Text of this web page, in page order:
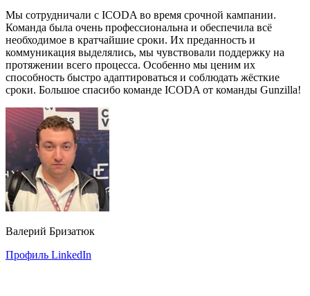
Мы сотрудничали с ICODA во время срочной кампании.
Команда была очень профессиональна и обеспечила всё
необходимое в кратчайшие сроки. Их преданность и
коммуникация выделялись, мы чувствовали поддержку на
протяжении всего процесса. Особенно мы ценим их
способность быстро адаптироваться и соблюдать жёсткие
сроки. Большое спасибо команде ICODA от команды Gunzilla!
Валерий Бризатюк
Профиль LinkedIn